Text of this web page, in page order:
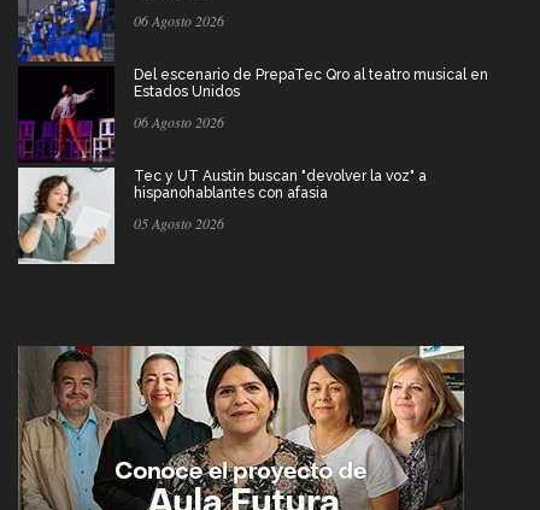
06 Agosto 2026
Del escenario de PrepaTec Qro al teatro musical en
Estados Unidos
06 Agosto 2026
Tec y UT Austin buscan "devolver la voz" a
hispanohablantes con afasia
05 Agosto 2026